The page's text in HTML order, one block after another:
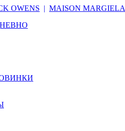
OWENS | MAISON MARGIELA